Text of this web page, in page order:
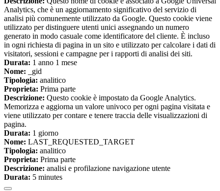
Analytics, che è un aggiornamento significativo del servizio di
analisi più comunemente utilizzato da Google. Questo cookie viene
utilizzato per distinguere utenti unici assegnando un numero
generato in modo casuale come identificatore del cliente. È incluso
in ogni richiesta di pagina in un sito e utilizzato per calcolare i dati di
visitatori, sessioni e campagne per i rapporti di analisi dei siti.
Durata: 1 anno 1 mese
Nome: _gid
Tipologia: analitico
Proprieta: Prima parte
Descrizione: Questo cookie è impostato da Google Analytics.
Memorizza e aggiorna un valore univoco per ogni pagina visitata e
viene utilizzato per contare e tenere traccia delle visualizzazioni di
pagina.
Durata: 1 giorno
Nome: LAST_REQUESTED_TARGET
Tipologia: analitico
Proprieta: Prima parte
Descrizione: analisi e profilazione navigazione utente
Durata: 5 minutes